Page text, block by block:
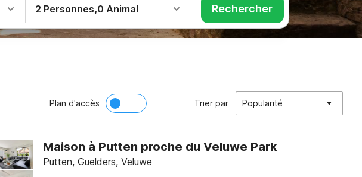
2 Personnes,0 Animal Rechercher
Plan d'accès Trier par Popularité
Maison à Putten proche du Veluwe Park
Putten, Guelders, Veluwe